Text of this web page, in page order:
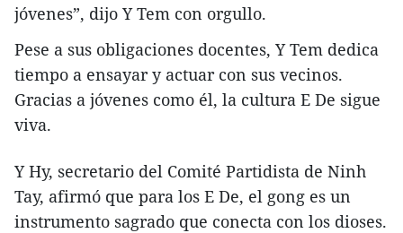
jóvenes”, dijo Y Tem con orgullo.
Pese a sus obligaciones docentes, Y Tem dedica
tiempo a ensayar y actuar con sus vecinos.
Gracias a jóvenes como él, la cultura E De sigue
viva.
Y Hy, secretario del Comité Partidista de Ninh
Tay, afirmó que para los E De, el gong es un
instrumento sagrado que conecta con los dioses.